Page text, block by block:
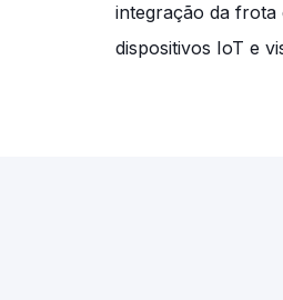
integração da frota
dispositivos IoT e